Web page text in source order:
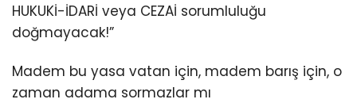
HUKUKİ-İDARİ veya CEZAİ sorumluluğu
doğmayacak!”
Madem bu yasa vatan için, madem barış için, o
zaman adama sormazlar mı